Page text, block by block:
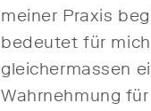
meiner Praxis
bedeutet für
gleichermassen
Wahrnehmung